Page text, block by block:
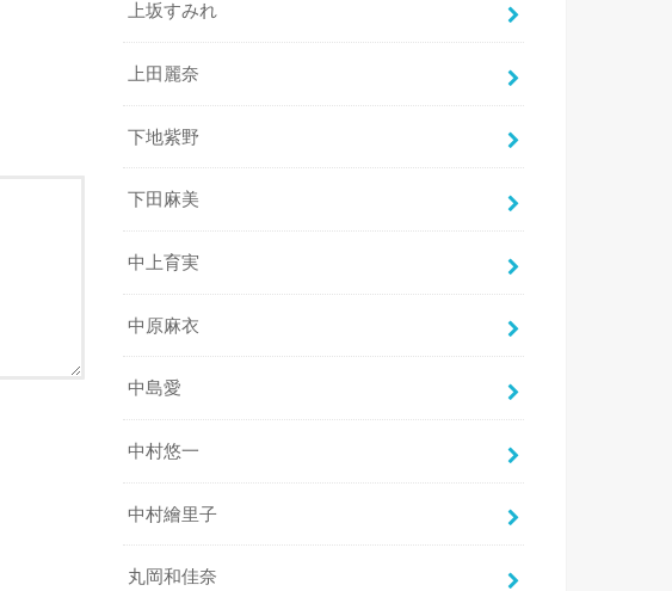
上坂すみれ
上田麗奈
下地紫野
下田麻美
中上育実
中原麻衣
中島愛
中村悠一
中村繪里子
丸岡和佳奈